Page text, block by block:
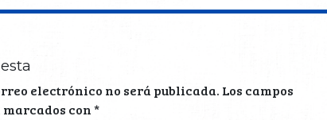
electrónico no será publicada. Los campos
con*